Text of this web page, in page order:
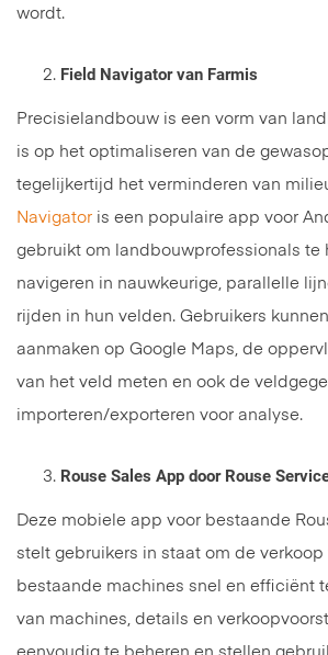
wordt.
Field Navigator van Farmis
Precisielandbouw is een vorm van
is op het optimaliseren van de
tegelijkertijd het verminderen van
Navigator is een populaire app voor
gebruikt om landbouwprofessionals te
navigeren in nauwkeurige, parallelle
rijden in hun velden. Gebruikers
aanmaken op Google Maps, de
van het veld meten en ook de
importeren/exporteren voor analyse.
Rouse Sales App door Rouse
Deze mobiele app voor bestaande
stelt gebruikers in staat om de verkoop
bestaande machines snel en efficiënt
van machines, details en